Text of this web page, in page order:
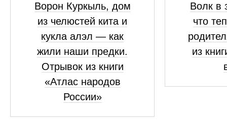
Ворон Куркыль, дом
из челюстей кита и
кукла алэл — как
жили наши предки.
Отрывок из книги
«Атлас народов
России»
Волк в
что
из